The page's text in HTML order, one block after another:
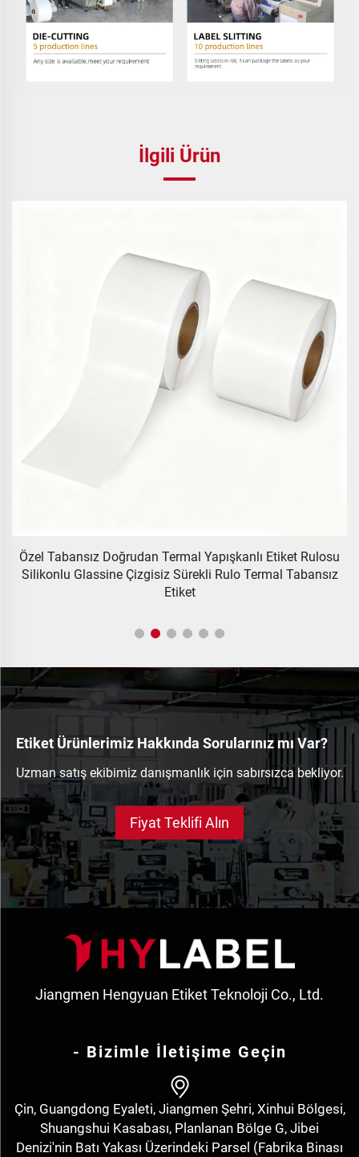
İlgili Ürün
Özel Tabansız Doğrudan Termal Yapışkanlı Etiket Rulosu
Silikonlu Glassine Çizgisiz Sürekli Rulo Termal Tabansız
Etiket
Etiket Ürünlerimiz Hakkında Sorularınız mı Var?
Uzman satış ekibimiz danışmanlık için sabırsızca bekliyor.
Fiyat Teklifi Alın
Jiangmen Hengyuan Etiket Teknoloji Co., Ltd.
- Bizimle İletişime Geçin
Çin, Guangdong Eyaleti, Jiangmen Şehri, Xinhui Bölgesi,
Shuangshui Kasabası, Planlanan Bölge G, Jibei
Denizi'nin Batı Yakası Üzerindeki Parsel (Fabrika Binası